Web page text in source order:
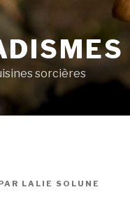
sorcières
LALIE SOLUNE